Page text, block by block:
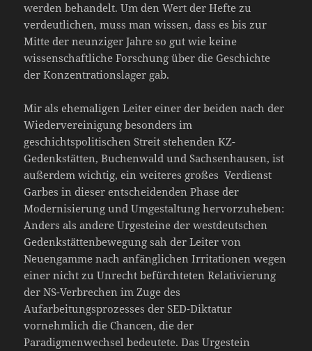
werden behandelt. Um den Wert der Hefte zu
verdeutlichen, muss man wissen, dass es bis zur
Mitte der neunziger Jahre so gut wie keine
wissenschaftliche Forschung über die Geschichte
der Konzentrationslager gab.
Mir als ehemaligen Leiter einer der beiden nach der
Wiedervereinigung besonders im
geschichtspolitischen Streit stehenden KZ-
Gedenkstätten, Buchenwald und Sachsenhausen, ist
außerdem wichtig, ein weiteres großes Verdienst
Garbes in dieser entscheidenden Phase der
Modernisierung und Umgestaltung hervorzuheben:
Anders als andere Urgesteine der westdeutschen
Gedenkstättenbewegung sah der Leiter von
Neuengamme nach anfänglichen Irritationen wegen
einer nicht zu Unrecht befürchteten Relativierung
der NS-Verbrechen im Zuge des
Aufarbeitungsprozesses der SED-Diktatur
vornehmlich die Chancen, die der
Paradigmenwechsel bedeutete. Das Urgestein